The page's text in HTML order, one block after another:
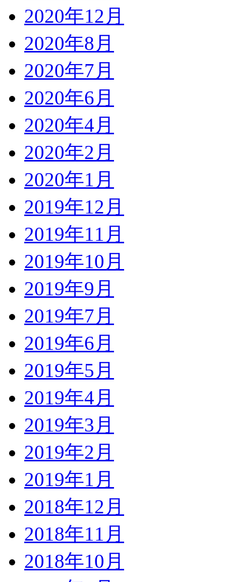
2020年12月
2020年8月
2020年7月
2020年6月
2020年4月
2020年2月
2020年1月
2019年12月
2019年11月
2019年10月
2019年9月
2019年7月
2019年6月
2019年5月
2019年4月
2019年3月
2019年2月
2019年1月
2018年12月
2018年11月
2018年10月